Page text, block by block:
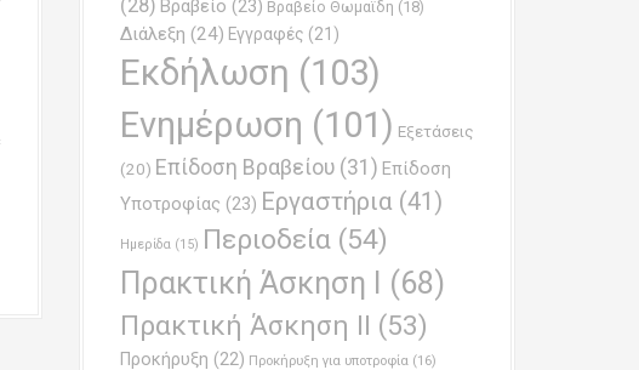
(28) Βραβείο (23) Βραβείο Θωμαϊδη (18)
Διάλεξη (24) Εγγραφές (21)
Εκδήλωση (103)
Ενημέρωση (101) Εξετάσεις
(20) Επίδοση Βραβείου (31) Επίδοση
Υποτροφίας (23) Εργαστήρια (41)
Ημερίδα (15) Περιοδεία (54)
Πρακτική Άσκηση Ι (68)
Πρακτική Άσκηση ΙΙ (53)
Προκήρυξη (22) Προκήρυξη για υποτροφία (16)